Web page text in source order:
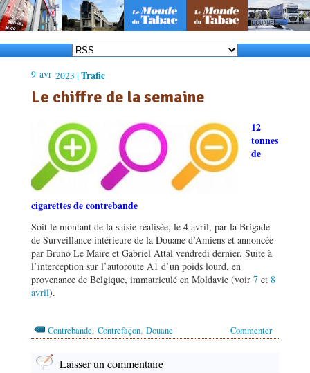
9 avr 2023 | Trafic
Le chiffre de la semaine
12
tonnes
de
cigarettes de contrebande
Soit le montant de la saisie réalisée, le 4 avril, par la Brigade
de Surveillance intérieure de la Douane d’Amiens et annoncée
par Bruno Le Maire et Gabriel Attal vendredi dernier. Suite à
l’interception sur l’autoroute A1 d’un poids lourd, en
provenance de Belgique, immatriculé en Moldavie (voir 7 et 8
avril).
Commenter
Contrebande, Contrefaçon, Douane
Laisser un commentaire